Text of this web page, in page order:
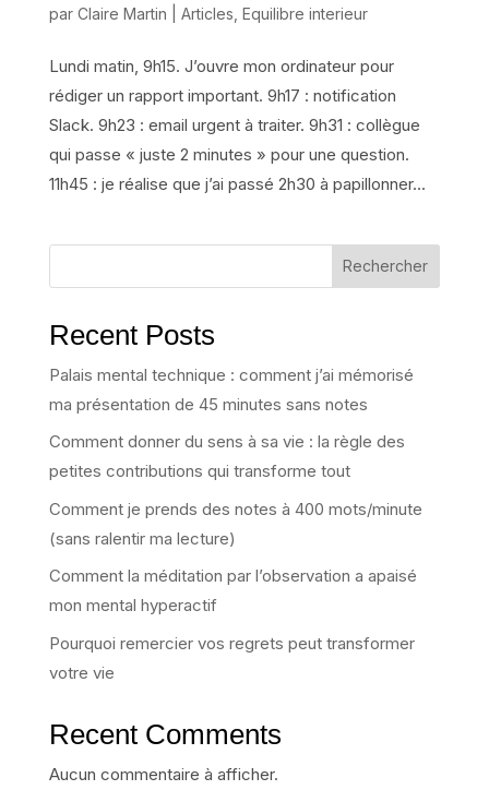
par Claire Martin Articles Equilibre interieur
Lundi matin, 9h15. J’ouvre mon ordinateur pour
rédiger un rapport important. 9h17 : notification
Slack. 9h23 : email urgent à traiter. 9h31 : collègue
qui passe « juste 2 minutes » pour une question.
11h45 : je réalise que j’ai passé 2h30 à papillonner...
Rechercher
Recent Posts
Palais mental technique : comment j’ai mémorisé
ma présentation de 45 minutes sans notes
Comment donner du sens à sa vie : la règle des
petites contributions qui transforme tout
Comment je prends des notes à 400 mots/minute
(sans ralentir ma lecture)
Comment la méditation par l’observation a apaisé
mon mental hyperactif
Pourquoi remercier vos regrets peut transformer
votre vie
Recent Comments
Aucun commentaire à afficher.